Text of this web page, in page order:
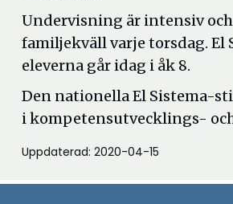
Undervisning är intensiv
familjekväll varje torsdag. El
eleverna går idag i åk 8.
Den nationella El Sistema-
i kompetensutvecklings-
Uppdaterad: 2020-04-15